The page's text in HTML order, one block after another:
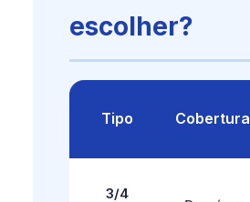
escolher?
Tipo Cobertura
3/4